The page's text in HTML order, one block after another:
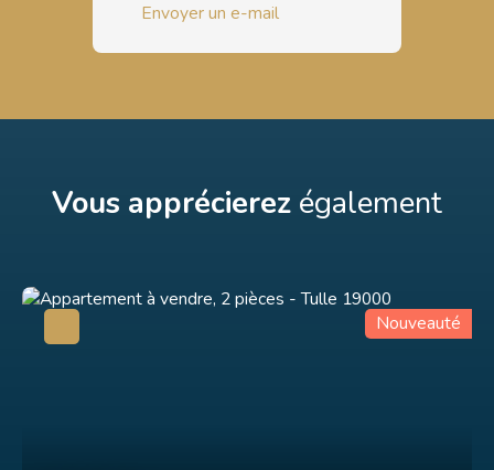
Envoyer un e-mail
Vous apprécierez également
Nouveauté